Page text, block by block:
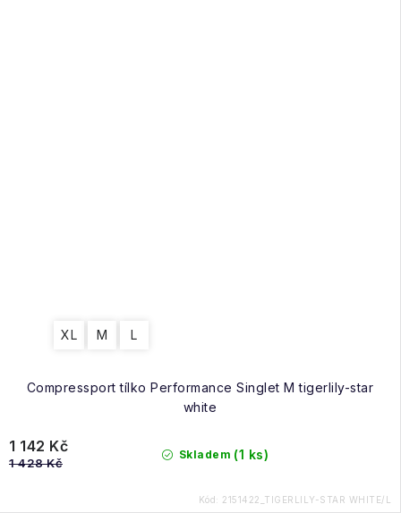
Compressport tílko Performance Singlet M tigerlily-star
white
XL M L
Skladem (1 ks)
1 142 Kč
1 428 Kč
Kód: 2151422_TIGERLILY-STAR WHITE/L